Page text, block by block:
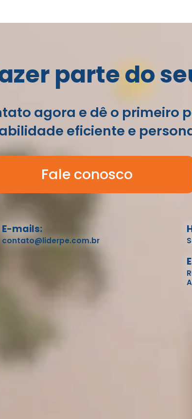
parte do
agora e dê o primeiro
eficiente e
Fale conosco
E-mails:
contato@liderpe.com.br